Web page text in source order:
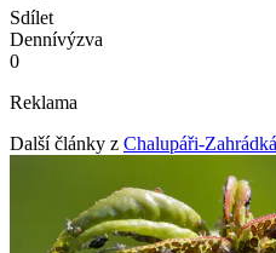
Sdílet
Dennívýzva
0
Reklama
Další články z Chalupáři-